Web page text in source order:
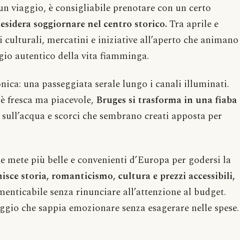
viaggio, è consigliabile prenotare con un certo
soggiornare nel centro storico.Tra aprile e
mercatini e iniziative all’aperto che animano
autentico della vita fiamminga.
una passeggiata serale lungo i canali illuminati.
fresca ma piacevole, Bruges si trasforma in una fiaba
e scorci che sembrano creati apposta per
mete più belle e convenienti d’Europa per godersi la
storia, romanticismo, cultura e prezzi accessibili,
senza rinunciare all’attenzione al budget.
che sappia emozionare senza esagerare nelle spese.